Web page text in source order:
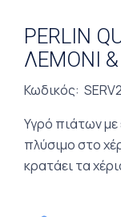
PERLIN
ΛΕΜΟΝΙ &
Κωδικός:
Υγρό πιάτων με
πλύσιμο στο
κρατάει τα